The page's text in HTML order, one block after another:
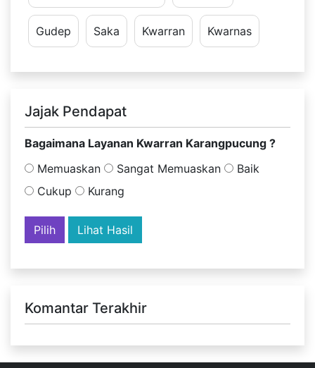
Gudep Saka Kwarran Kwarnas
Jajak Pendapat
Bagaimana Layanan Kwarran Karangpucung ?
Memuaskan
Sangat Memuaskan
Baik
Cukup
Kurang
Lihat Hasil
Komantar Terakhir